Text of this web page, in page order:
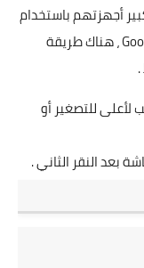
أجهزتهم باستخدام
إيماءة الضغط التقليدية. ولكن في خرائط Google ، هناك طريقة
لأعلى للتصغير أو
بعد النقر الثاني .